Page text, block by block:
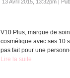
13 Avril 2015, 13:32pm |
V10 Plus, marque de
cosmétique avec ses 10
pas fait pour une
Lire la suite